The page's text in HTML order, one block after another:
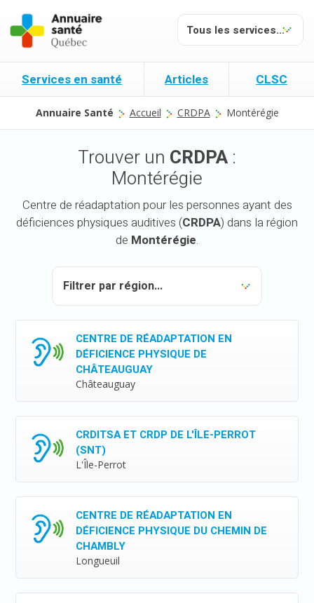
Services en santé Articles CLSC
Annuaire Santé Accueil CRDPA Montérégie
Trouver un CRDPA:
Montérégie
Centre de réadaptation pour les personnes ayant des
déficiences physiques auditives (CRDPA) dans la région
de Montérégie.
CENTRE DE RÉADAPTATION EN
DÉFICIENCE PHYSIQUE DE
CHÂTEAUGUAY
Châteauguay
CRDITSA ET CRDP DE L'ÎLE-PERROT
(SNT)
L'Île-Perrot
CENTRE DE RÉADAPTATION EN
DÉFICIENCE PHYSIQUE DU CHEMIN DE
CHAMBLY
Longueuil